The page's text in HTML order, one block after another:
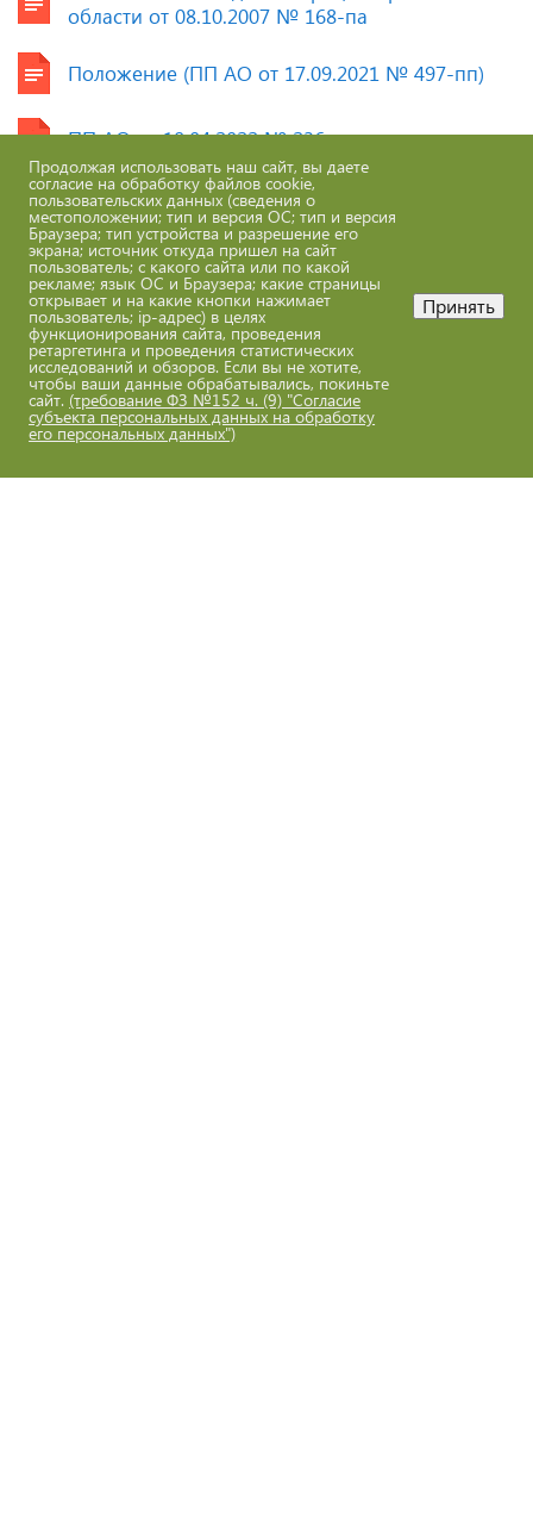
области от 08.10.2007 № 168-па
Положение (ПП АО от 17.09.2021 № 497-пп)
ПП АО от 18.04.2022 № 236-пп
ПП АО от 04.07.2022 № 472-пп
ПП АО от 22.05.2023 № 454-пп
ПП АО от 15.09.2023 № 862-пп
Охранная зона (Указ Губернатора АО от
06.12.2023 № 124-у)
Указ Губернатора АО от 20.02.2024 № 19-у
Продолжая использовать наш сайт, вы даете
согласие на обработку файлов cookie,
пользовательских данных (сведения о
местоположении; тип и версия ОС; тип и версия
Браузера; тип устройства и разрешение его
экрана; источник откуда пришел на сайт
пользователь; с какого сайта или по какой
рекламе; язык ОС и Браузера; какие страницы
открывает и на какие кнопки нажимает
пользователь; ip-адрес) в целях
функционирования сайта, проведения
ретаргетинга и проведения статистических
исследований и обзоров. Если вы не хотите,
чтобы ваши данные обрабатывались, покиньте
сайт. (требование ФЗ №152 ч. (9) "Согласие
субъекта персональных данных на обработку
его персональных данных")
Принять